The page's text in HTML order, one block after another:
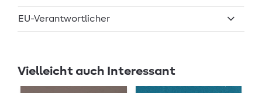
EU-Verantwortlicher
Vielleicht auch Interessant